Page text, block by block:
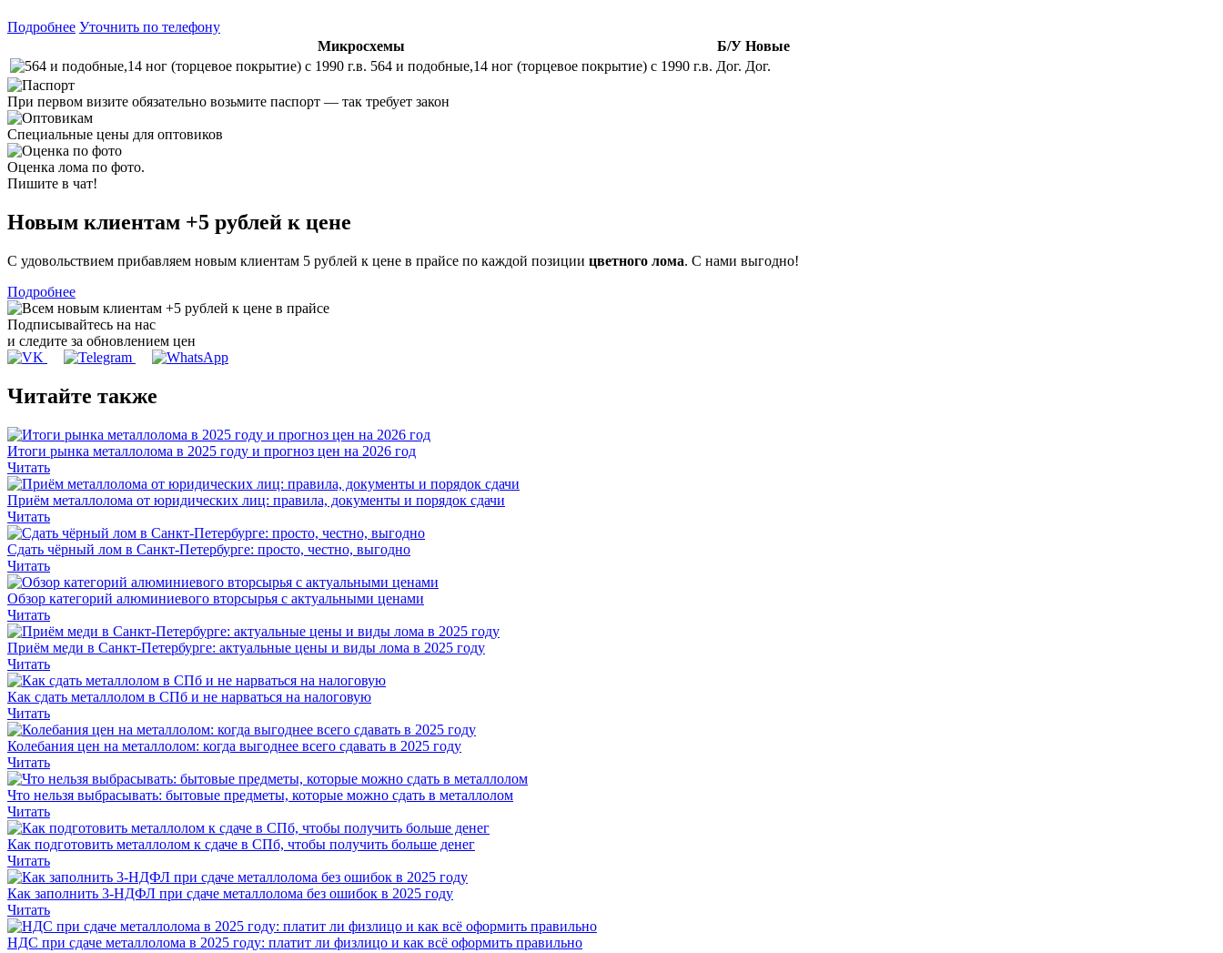
Подробнее Уточнить по телефону
Микросхемы
Б/У Новые
564 и подобные,14 ног (торцевое покрытие) c 1990 г.в. Дог. Дог.
При первом визите обязательно возьмите паспорт — так требует закон
Специальные цены для оптовиков
Оценка лома по фото.
Пишите в чат!
Новым клиентам +5 рублей к цене
С удовольствием прибавляем новым клиентам 5 рублей к цене в прайсе по каждой позиции цветного лома. С нами выгодно!
Подробнее
Подписывайтесь на нас
и следите за обновлением цен
Читайте также
Итоги рынка металлолома в 2025 году и прогноз цен на 2026 год
Читать
Приём металлолома от юридических лиц: правила, документы и порядок сдачи
Читать
Сдать чёрный лом в Санкт-Петербурге: просто, честно, выгодно
Читать
Обзор категорий алюминиевого вторсырья с актуальными ценами
Читать
Приём меди в Санкт-Петербурге: актуальные цены и виды лома в 2025 году
Читать
Как сдать металлолом в СПб и не нарваться на налоговую
Читать
Колебания цен на металлолом: когда выгоднее всего сдавать в 2025 году
Читать
Что нельзя выбрасывать: бытовые предметы, которые можно сдать в металлолом
Читать
Как подготовить металлолом к сдаче в СПб, чтобы получить больше денег
Читать
Как заполнить 3-НДФЛ при сдаче металлолома без ошибок в 2025 году
Читать
НДС при сдаче металлолома в 2025 году: платит ли физлицо и как всё оформить правильно